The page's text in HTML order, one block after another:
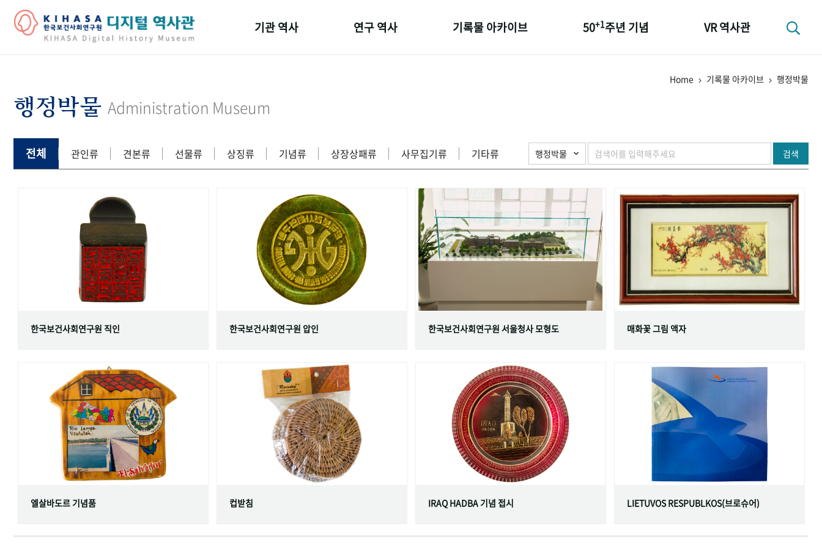
기관 역사
연구원 사람들
연구 역사
간행물 변천사
기록물 아카이브
영상 기록물
50+1주년 기념
세계와 함께 한 KIHASA
VR 역사관
Home 기록물 아카이브 행정박물
행정박물 Administration Museum
전체 관인류 견본류 선물류 상징류 기념류 상장상패류 사무집기류 기타류 검색
한국보건사회연구원 직인 한국보건사회연구원 압인 한국보건사회연구원 서울청사 모형도 매화꽃 그림 액자
엘살바도르 기념품 컵받침 IRAQ HADBA 기념 접시 LIETUVOS RESPUBLKOS(브로슈어)